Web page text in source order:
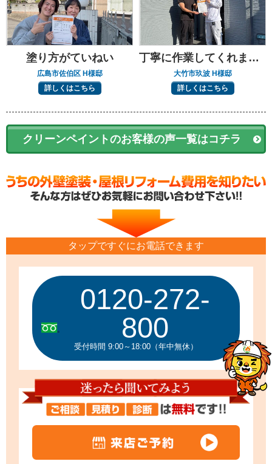
塗り方がていねい
広島市佐伯区 H様邸
詳しくはこちら
丁寧に作業してくれました
大竹市玖波 H様邸
詳しくはこちら
クリーンペイントのお客様の声一覧はコチラ
タップですぐにお電話できます
0120-272-
800
受付時間 9:00～18:00（年中無休）